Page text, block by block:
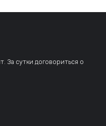
За сутки договориться о